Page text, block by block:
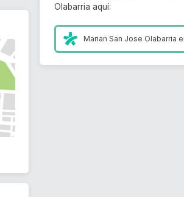
Olabarria aquí:
Marian San Jose Olabarria